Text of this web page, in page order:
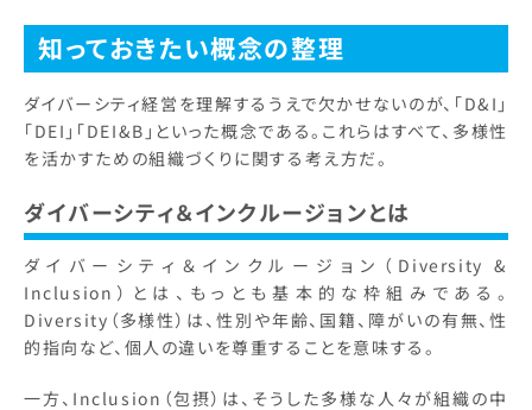
知っておきたい概念の整理
ダイバーシティ経営を理解するうえで欠かせないのが、「D&I」
「DEI」「DEI&B」といった概念である。これらはすべて、多様性
を活かすための組織づくりに関する考え方だ。
ダイバーシティ＆インクルージョンとは
ダイバーシティ＆インクルージョン（Diversity &
Inclusion）とは、もっとも基本的な枠組みである。
Diversity（多様性）は、性別や年齢、国籍、障がいの有無、性
的指向など、個人の違いを尊重することを意味する。
一方、Inclusion（包摂）は、そうした多様な人々が組織の中